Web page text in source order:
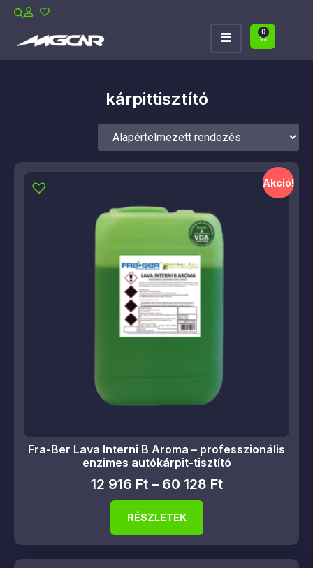
0
kárpittisztító
Akció!
Fra-Ber Lava Interni B Aroma – professzionális
enzimes autókárpit-tisztító
12 916 Ft – 60 128 Ft
RÉSZLETEK